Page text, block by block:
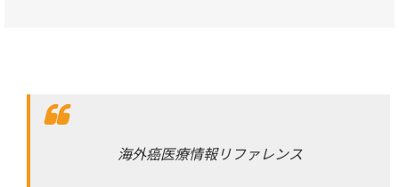
海外癌医療情報リファレンス